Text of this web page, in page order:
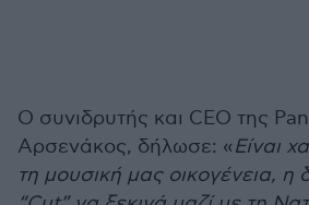
Ο συνιδρυτής και CEO της
Αρσενάκος, δήλωσε: «Είναι
τη μουσική μας οικογένεια, η